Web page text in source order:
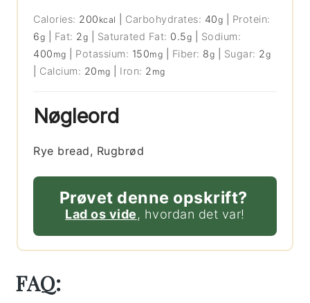
Calories: 200 kcal Carbohydrates: 40g
Protein:
6g Fat: 2g Saturated Fat: 0.5g
Sodium:
400 mg Potassium: 150mg Fiber: 8g Sugar: 2g
Calcium: 20 mg Iron: 2 mg
Nøgleord
Rye bread, Rugbrød
Prøvet denne opskrift?
Lad os vide, hvordan det var!
FAQ: